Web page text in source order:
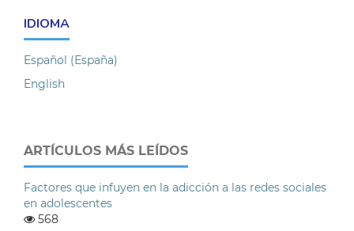
IDIOMA
Español (España)
English
ARTÍCULOS MÁS LEÍDOS
Factores que infuyen en la adicción a las redes sociales
en adolescentes
568